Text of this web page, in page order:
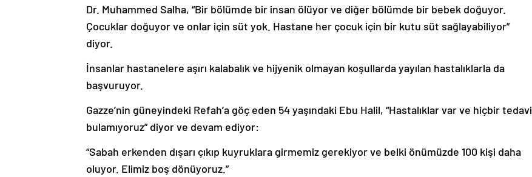
Dr. Muhammed Salha, “Bir bölümde bir insan ölüyor ve diğer bölümde bir bebek doğuyor.
Çocuklar doğuyor ve onlar için süt yok. Hastane her çocuk için bir kutu süt sağlayabiliyor”
diyor.
İnsanlar hastanelere aşırı kalabalık ve hijyenik olmayan koşullarda yayılan hastalıklarla da
başvuruyor.
Gazze’nin güneyindeki Refah’a göç eden 54 yaşındaki Ebu Halil, “Hastalıklar var ve hiçbir tedavi
bulamıyoruz” diyor ve devam ediyor:
“Sabah erkenden dışarı çıkıp kuyruklara girmemiz gerekiyor ve belki önümüzde 100 kişi daha
oluyor. Elimiz boş dönüyoruz.”